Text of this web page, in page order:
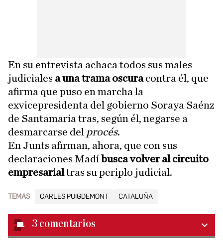
En su entrevista achaca todos sus males
judiciales a una trama oscuracontra él, que
afirma que puso en marcha la
exvicepresidenta del gobierno Soraya Saénz
de Santamaria tras, según él, negarse a
desmarcarse del procés.
En Junts afirman, ahora, que con sus
declaraciones Madí busca volver al circuito
empresarialtras su periplo judicial.
TEMAS CARLES PUIGDEMONT CATALUÑA
3 comentarios